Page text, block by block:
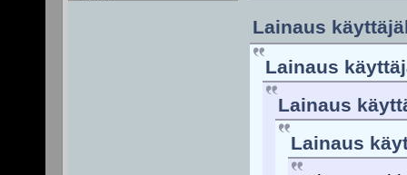
Lainaus
Lainaus
Lainaus
Lainaus